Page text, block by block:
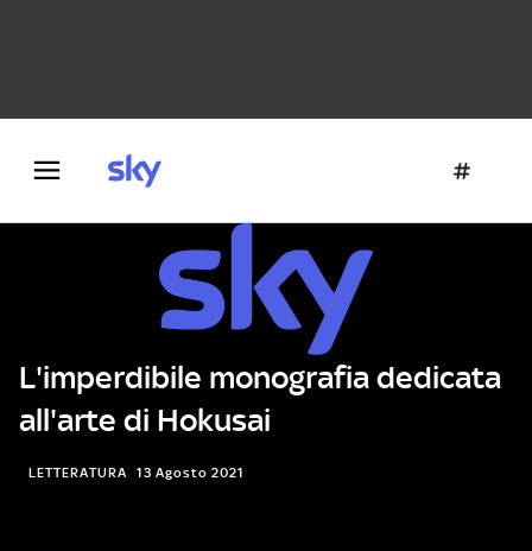
L'imperdibile monografia dedicata
all'arte di Hokusai
LETTERATURA 13 Agosto 2021